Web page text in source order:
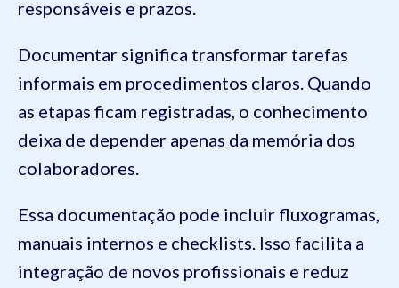
responsáveis e prazos.
Documentar significa transformar tarefas
informais em procedimentos claros. Quando
as etapas ficam registradas, o conhecimento
deixa de depender apenas da memória dos
colaboradores.
Essa documentação pode incluir fluxogramas,
manuais internos e checklists. Isso facilita a
integração de novos profissionais e reduz